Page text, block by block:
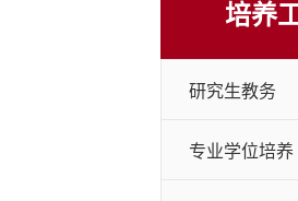
培养
研究生教务
专业学位培养